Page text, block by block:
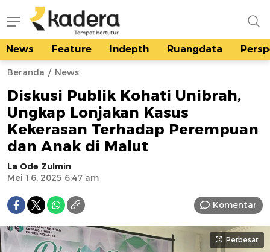
kadera.id
Tempat bertutur
News Feature Indepth Ruangdata
Beranda News
Diskusi Publik Kohati Unibrah,
Ungkap Lonjakan Kasus
Kekerasan Terhadap Perempuan
dan Anak di Malut
La Ode Zulmin
Mei 16, 2025 6:47 am
Komentar
Perbesar